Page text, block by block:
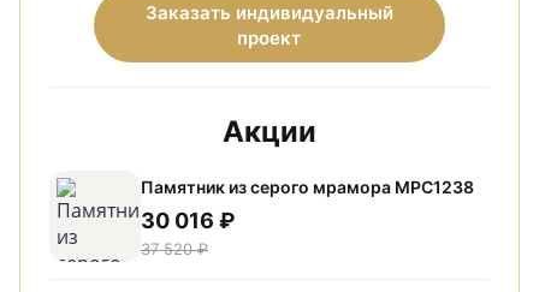
Заказать индивидуальный
проект
Акции
Памятник из серого мрамора МРС1238
30 016 ₽
37 520 ₽